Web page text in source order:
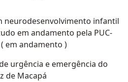
neurodesenvolvimento infantil
em andamento pela PUC-
em andamento )
urgência e emergência do
de Macapá